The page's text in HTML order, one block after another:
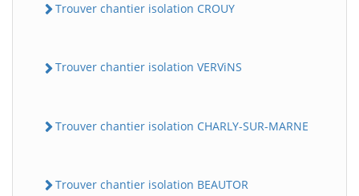
Trouver chantier isolation CROUY
Trouver chantier isolation VERViNS
Trouver chantier isolation CHARLY-SUR-MARNE
Trouver chantier isolation BEAUTOR